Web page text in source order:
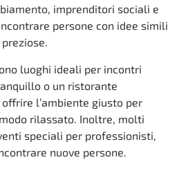
imprenditori sociali e
persone con idee simili
luoghi ideali per incontri
o un ristorante
l’ambiente giusto per
rilassato. Inoltre, molti
speciali per professionisti,
nuove persone.